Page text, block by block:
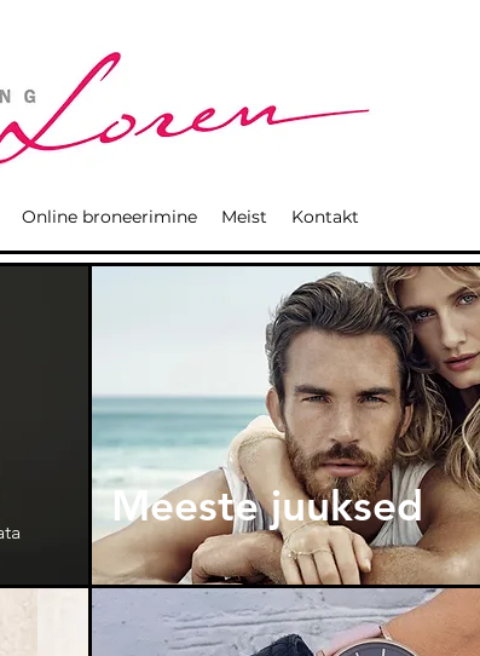
Online broneerimine Meist Kontakt
Meeste juuksed